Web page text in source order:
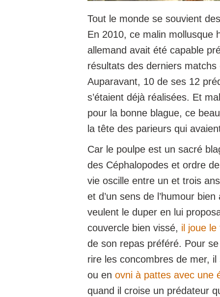
Tout le monde se souvient
En 2010, ce malin mollusque
allemand avait été capable
résultats des derniers
Auparavant, 10 de ses 12
s’étaient déjà réalisées. Et
pour la bonne blague, ce
la tête des parieurs qui
Car le poulpe est un sacré
des Céphalopodes et ordre
vie oscille entre un et trois
et d’un sens de l’humour
veulent le duper en lui
couvercle bien vissé, il joue le
de son repas préféré. Pour
rire les concombres de mer,
ou en ovni à pattes avec une
quand il croise un prédateur